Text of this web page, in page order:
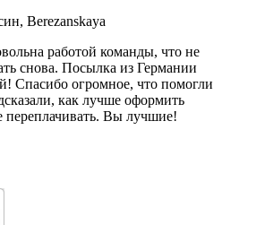
Berezanskaya
работой команды, что не
снова. Посылка из Германии
Спасибо огромное, что помогли
как лучше оформить
переплачивать. Вы лучшие!